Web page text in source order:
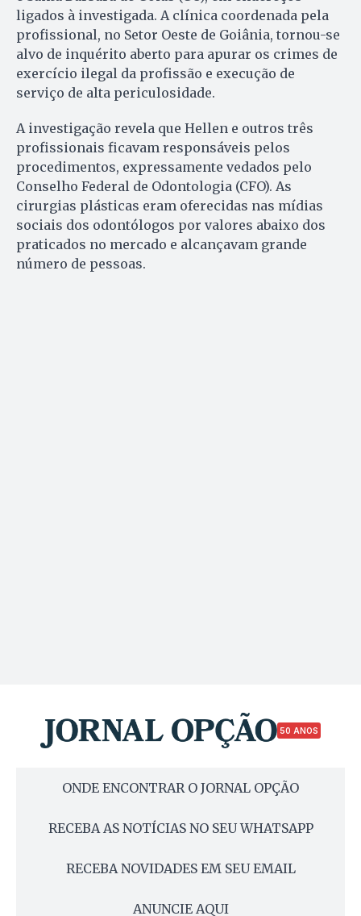
ligados à investigada. A clínica coordenada pela
profissional, no Setor Oeste de Goiânia, tornou-se
alvo de inquérito aberto para apurar os crimes de
exercício ilegal da profissão e execução de
serviço de alta periculosidade.
A investigação revela que Hellen e outros três
profissionais ficavam responsáveis pelos
procedimentos, expressamente vedados pelo
Conselho Federal de Odontologia (CFO). As
cirurgias plásticas eram oferecidas nas mídias
sociais dos odontólogos por valores abaixo dos
praticados no mercado e alcançavam grande
número de pessoas.
50 ANOS
ONDE ENCONTRAR O JORNAL OPÇÃO
RECEBA AS NOTÍCIAS NO SEU WHATSAPP
RECEBA NOVIDADES EM SEU EMAIL
ANUNCIE AQUI